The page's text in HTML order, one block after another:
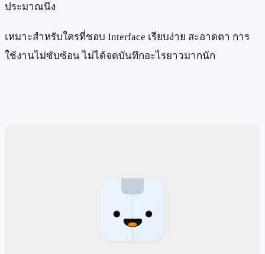
ประมาณนึง
เหมาะสำหรับใครที่ชอบ Interface เรียบง่าย สะอาดตา การ
ใช้งานไม่ซับซ้อน ไม่ได้จดบันทึกอะไรยาวมากนัก